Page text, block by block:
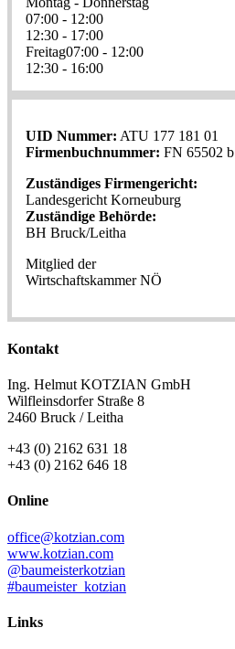
07:00 - 12:00
12:30 - 17:00
Freitag07:00 - 12:00
12:30 - 16:00
UID Nummer: ATU 177 181 01
Firmenbuchnummer: FN 65502 b
Zuständiges Firmengericht:
Landesgericht Korneuburg
Zuständige Behörde:
BH Bruck/Leitha
Mitglied der
Wirtschaftskammer NÖ
Kontakt
Ing. Helmut KOTZIAN GmbH
Wilfleinsdorfer Straße 8
2460 Bruck / Leitha
+43 (0) 2162 631 18
+43 (0) 2162 646 18
Online
office@kotzian.com
www.kotzian.com
@baumeisterkotzian
#baumeister_kotzian
Links